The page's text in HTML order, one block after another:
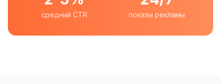
средний CTR показы рекламы